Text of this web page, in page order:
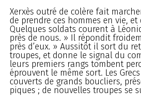
Xerxès outré de colère fait
de prendre ces hommes en vie,
Quelques soldats courent à
près de nous. » Il répondit
près d’eux. » Aussitôt il sort du
troupes, et donne le signal du
leurs premiers rangs tombent
éprouvent le même sort. Les
couverts de grands boucliers,
piques ; de nouvelles troupes se